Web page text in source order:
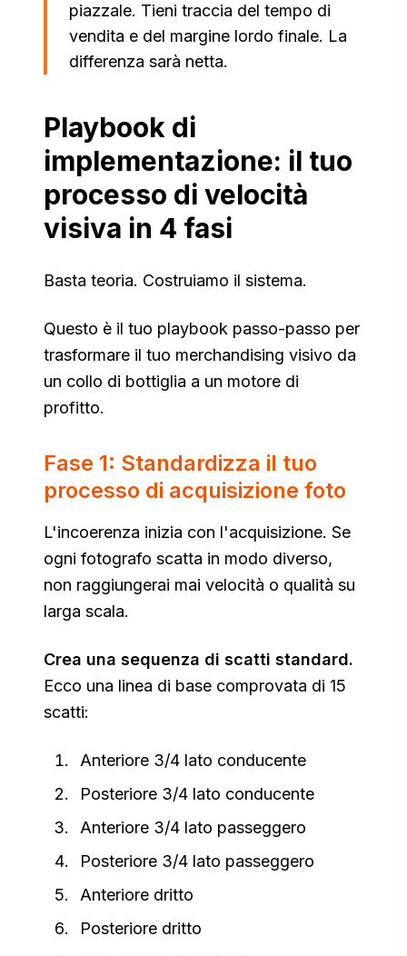
piazzale. Tieni traccia del tempo di
vendita e del margine lordo finale. La
differenza sarà netta.
Playbook di
implementazione: il tuo
processo di velocità
visiva in 4 fasi
Basta teoria. Costruiamo il sistema.
Questo è il tuo playbook passo-passo per
trasformare il tuo merchandising visivo da
un collo di bottiglia a un motore di
profitto.
Fase 1: Standardizza il tuo
processo di acquisizione foto
L'incoerenza inizia con l'acquisizione. Se
ogni fotografo scatta in modo diverso,
non raggiungerai mai velocità o qualità su
larga scala.
Crea una sequenza di scatti standard.
Ecco una linea di base comprovata di 15
scatti:
Anteriore 3/4 lato conducente
Posteriore 3/4 lato conducente
Anteriore 3/4 lato passeggero
Posteriore 3/4 lato passeggero
Anteriore dritto
Posteriore dritto